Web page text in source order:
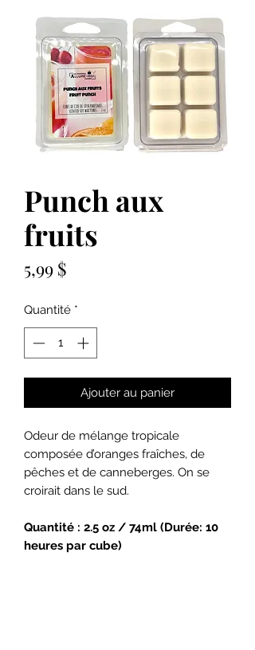
Punch aux
fruits
5,99 $
Quantité *
Ajouter au panier
Odeur de mélange tropicale
composée d’oranges fraîches, de
pêches et de canneberges. On se
croirait dans le sud.
Quantité : 2.5 oz / 74ml (Durée: 10
heures par cube)